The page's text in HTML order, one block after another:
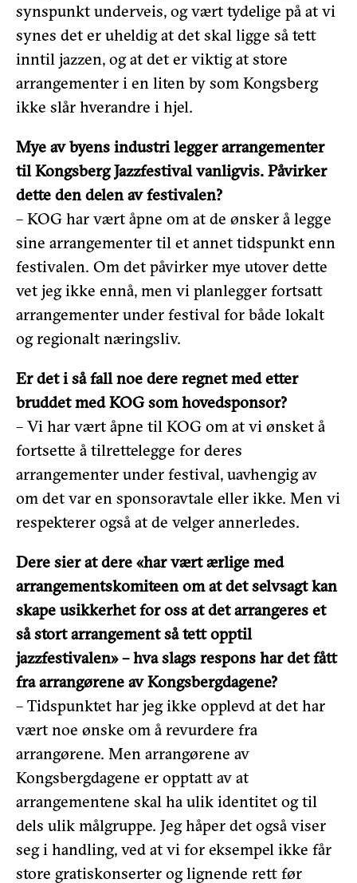
synspunkt underveis, og vært tydelige på at vi
synes det er uheldig at det skal ligge så tett
inntil jazzen, og at det er viktig at store
arrangementer i en liten by som Kongsberg
ikke slår hverandre i hjel.
Mye av byens industri legger arrangementer
til Kongsberg Jazzfestival vanligvis. Påvirker
dette den delen av festivalen?
– KOG har vært åpne om at de ønsker å legge
sine arrangementer til et annet tidspunkt enn
festivalen. Om det påvirker mye utover dette
vet jeg ikke ennå, men vi planlegger fortsatt
arrangementer under festival for både lokalt
og regionalt næringsliv.
Er det i så fall noe dere regnet med etter
bruddet med KOG som hovedsponsor?
– Vi har vært åpne til KOG om at vi ønsket å
fortsette å tilrettelegge for deres
arrangementer under festival, uavhengig av
om det var en sponsoravtale eller ikke. Men vi
respekterer også at de velger annerledes.
Dere sier at dere «har vært ærlige med
arrangementskomiteen om at det selvsagt kan
skape usikkerhet for oss at det arrangeres et
så stort arrangement så tett opptil
jazzfestivalen» – hva slags respons har det fått
fra arrangørene av Kongsbergdagene?
– Tidspunktet har jeg ikke opplevd at det har
vært noe ønske om å revurdere fra
arrangørene. Men arrangørene av
Kongsbergdagene er opptatt av at
arrangementene skal ha ulik identitet og til
dels ulik målgruppe. Jeg håper det også viser
seg i handling, ved at vi for eksempel ikke får
store gratiskonserter og lignende rett før